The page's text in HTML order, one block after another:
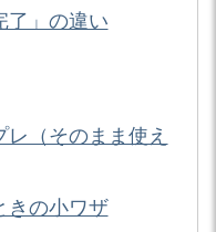
了」の違い
（そのまま使え
きの小ワザ